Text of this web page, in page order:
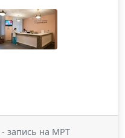
- запись на МРТ